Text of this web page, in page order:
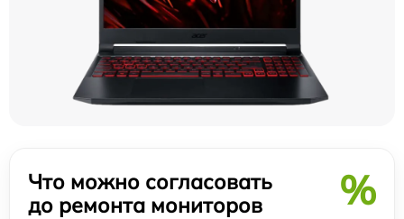
Что можно согласовать
до ремонта мониторов
%